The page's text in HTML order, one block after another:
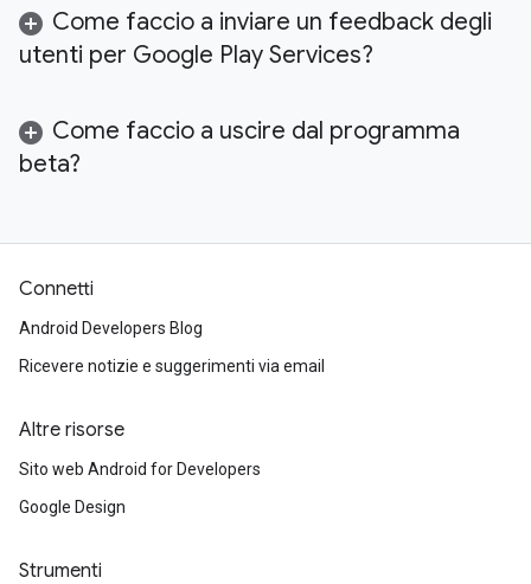
Come faccio a inviare un feedback degli
utenti per Google Play Services?
Come faccio a uscire dal programma
beta?
Connetti
Android Developers Blog
Ricevere notizie e suggerimenti via email
Altre risorse
Sito web Android for Developers
Google Design
Strumenti